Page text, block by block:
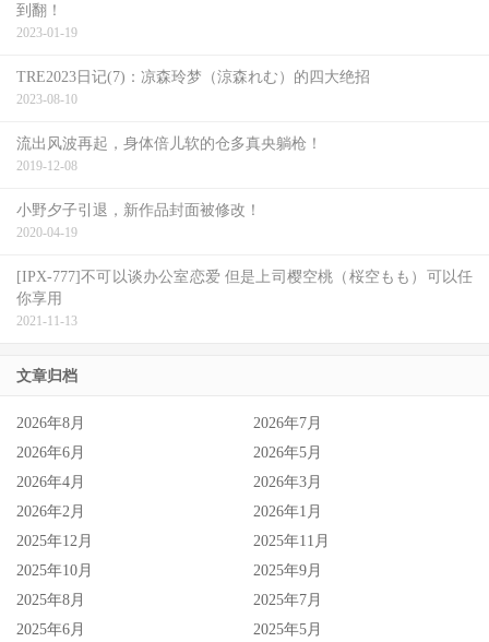
当时她是针对会不会引退的问题做了以上的回复，当然不是
只有这么一句话，我是特别挑这句来说的，如果每个月都固
定拍片的女艺人照理来说不会这么回答问题，所以当时文章
我就有写她会跳过发片…
到翻！
2023-01-19
TRE2023日记(7)：凉森玲梦（涼森れむ）的四大绝招
2023-08-10
流出风波再起，身体倍儿软的仓多真央躺枪！
2019-12-08
小野夕子引退，新作品封面被修改！
2020-04-19
[IPX-777]不可以谈办公室恋爱 但是上司樱空桃（桜空もも）可以任
你享用
2021-11-13
文章归档
2026年8月
2026年7月
2026年6月
2026年5月
2026年4月
2026年3月
2026年2月
2026年1月
2025年12月
2025年11月
2025年10月
2025年9月
2025年8月
2025年7月
2025年6月
2025年5月